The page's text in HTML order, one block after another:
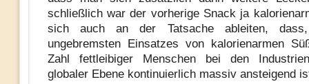
schließlich war der vorherige Snack ja
sich auch an der Tatsache ableiten,
ungebremsten Einsatzes von kalorienarmen
Zahl fettleibiger Menschen bei den
globaler Ebene kontinuierlich massiv ansteigend